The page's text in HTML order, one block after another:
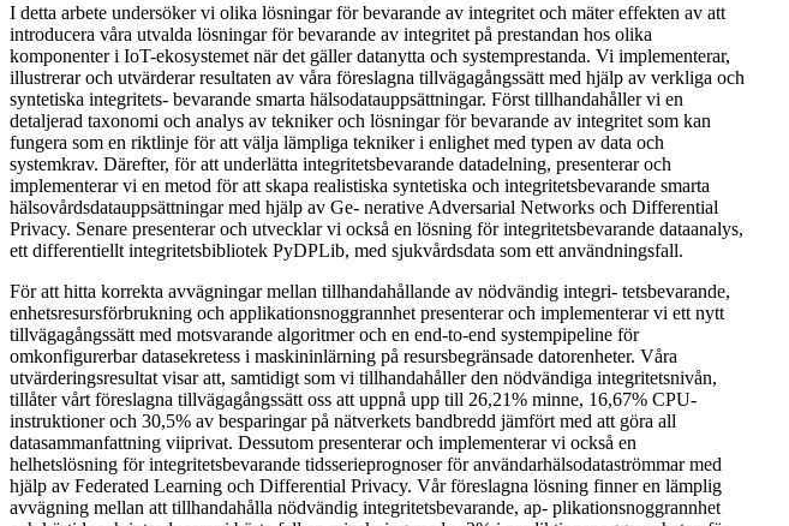
I detta arbete undersöker vi olika lösningar för bevarande av integritet och mäter effekten av att
introducera våra utvalda lösningar för bevarande av integritet på prestandan hos olika
komponenter i IoT-ekosystemet när det gäller datanytta och systemprestanda. Vi implementerar,
illustrerar och utvärderar resultaten av våra föreslagna tillvägagångssätt med hjälp av verkliga och
syntetiska integritets- bevarande smarta hälsodatauppsättningar. Först tillhandahåller vi en
detaljerad taxonomi och analys av tekniker och lösningar för bevarande av integritet som kan
fungera som en riktlinje för att välja lämpliga tekniker i enlighet med typen av data och
systemkrav. Därefter, för att underlätta integritetsbevarande datadelning, presenterar och
implementerar vi en metod för att skapa realistiska syntetiska och integritetsbevarande smarta
hälsovårdsdatauppsättningar med hjälp av Ge- nerative Adversarial Networks och Differential
Privacy. Senare presenterar och utvecklar vi också en lösning för integritetsbevarande dataanalys,
ett differentiellt integritetsbibliotek PyDPLib, med sjukvårdsdata som ett användningsfall.
För att hitta korrekta avvägningar mellan tillhandahållande av nödvändig integri- tetsbevarande,
enhetsresursförbrukning och applikationsnoggrannhet presenterar och implementerar vi ett nytt
tillvägagångssätt med motsvarande algoritmer och en end-to-end systempipeline för
omkonfigurerbar datasekretess i maskininlärning på resursbegränsade datorenheter. Våra
utvärderingsresultat visar att, samtidigt som vi tillhandahåller den nödvändiga integritetsnivån,
tillåter vårt föreslagna tillvägagångssätt oss att uppnå upp till 26,21% minne, 16,67% CPU-
instruktioner och 30,5% av besparingar på nätverkets bandbredd jämfört med att göra all
datasammanfattning viiprivat. Dessutom presenterar och implementerar vi också en
helhetslösning för integritetsbevarande tidsserieprognoser för användarhälsodataströmmar med
hjälp av Federated Learning och Differential Privacy. Vår föreslagna lösning finner en lämplig
avvägning mellan att tillhandahålla nödvändig integritetsbevarande, ap- plikationsnoggrannhet